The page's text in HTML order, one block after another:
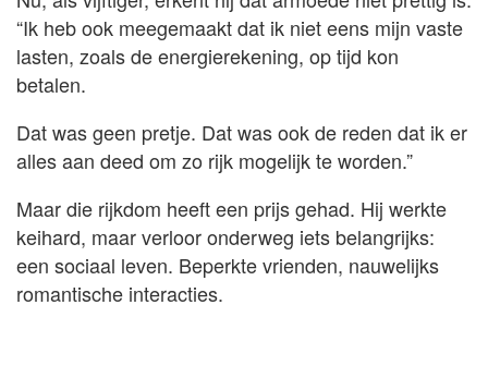
“Ik heb ook meegemaakt dat ik niet eens mijn vaste
lasten, zoals de energierekening, op tijd kon
betalen.
Dat was geen pretje. Dat was ook de reden dat ik er
alles aan deed om zo rijk mogelijk te worden.”
Maar die rijkdom heeft een prijs gehad. Hij werkte
keihard, maar verloor onderweg iets belangrijks:
een sociaal leven. Beperkte vrienden, nauwelijks
romantische interacties.